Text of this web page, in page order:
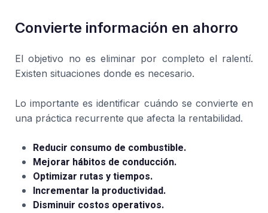
Convierte información en ahorro
El objetivo no es eliminar por completo el ralentí.
Existen situaciones donde es necesario.
Lo importante es identificar cuándo se convierte en
una práctica recurrente que afecta la rentabilidad.
Reducir consumo de combustible.
Mejorar hábitos de conducción.
Optimizar rutas y tiempos.
Incrementar la productividad.
Disminuir costos operativos.